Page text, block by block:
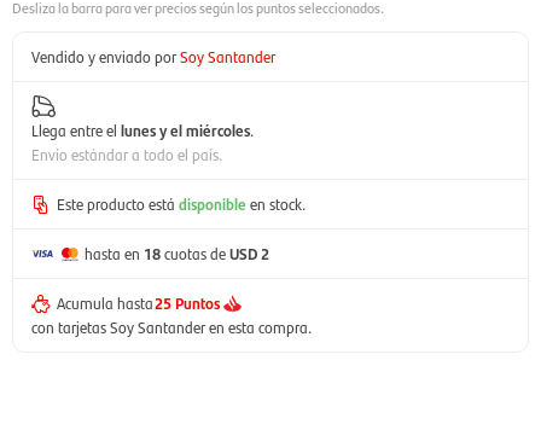
Vendido y enviado porSoy Santander
Llega entre el lunes y el miércoles.
Envío estándar a todo el país.
Este producto está disponible en stock.
hasta en 18cuotas deUSD 2
Acumula hasta25 Puntos
con tarjetas Soy Santander en esta compra.